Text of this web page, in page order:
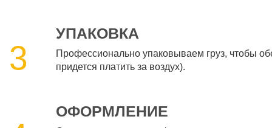
3
УПАКОВКА
Профессионально упаковываем груз, чтобы
придется платить за воздух).
ОФОРМЛЕНИЕ